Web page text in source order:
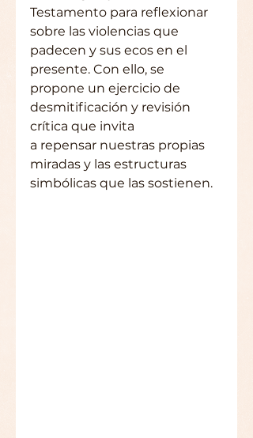
Testamento para reflexionar
sobre las violencias que
padecen y sus ecos en el
presente. Con ello, se
propone un ejercicio de
desmitificación y revisión
crítica que invita
a repensar nuestras propias
miradas y las estructuras
simbólicas que las sostienen.